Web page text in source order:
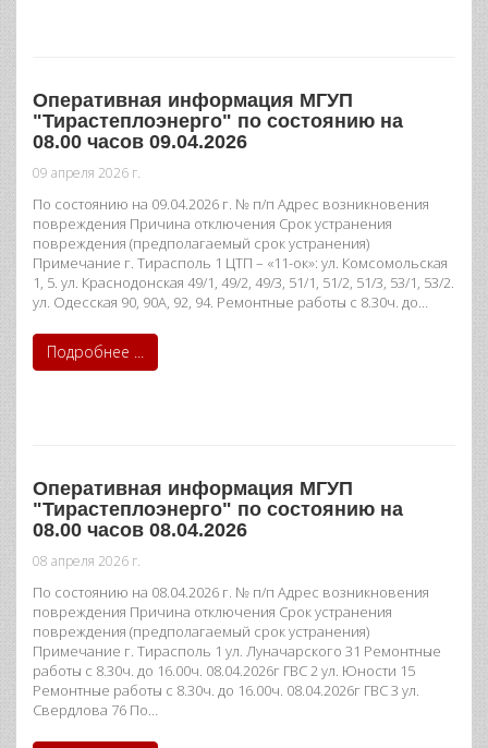
Оперативная информация МГУП
"Тирастеплоэнерго" по состоянию на
08.00 часов 09.04.2026
09 апреля 2026 г.
По состоянию на 09.04.2026 г. № п/п Адрес возникновения
повреждения Причина отключения Срок устранения
повреждения (предполагаемый срок устранения)
Примечание г. Тирасполь 1 ЦТП – «11-ок»: ул. Комсомольская
1, 5. ул. Краснодонская 49/1, 49/2, 49/3, 51/1, 51/2, 51/3, 53/1, 53/2.
ул. Одесская 90, 90А, 92, 94. Ремонтные работы с 8.30ч. до…
Подробнее ...
Оперативная информация МГУП
"Тирастеплоэнерго" по состоянию на
08.00 часов 08.04.2026
08 апреля 2026 г.
По состоянию на 08.04.2026 г. № п/п Адрес возникновения
повреждения Причина отключения Срок устранения
повреждения (предполагаемый срок устранения)
Примечание г. Тирасполь 1 ул. Луначарского 31 Ремонтные
работы с 8.30ч. до 16.00ч. 08.04.2026г ГВС 2 ул. Юности 15
Ремонтные работы с 8.30ч. до 16.00ч. 08.04.2026г ГВС 3 ул.
Свердлова 76 По…